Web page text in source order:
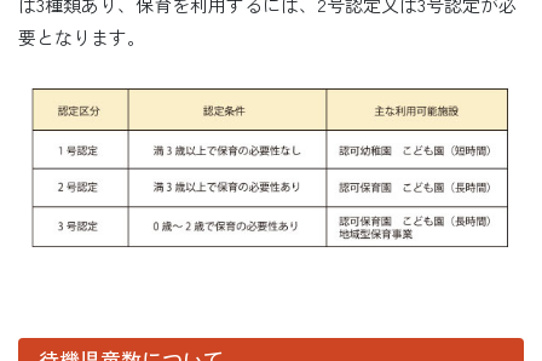
要となります。